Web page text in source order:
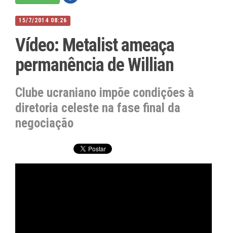
15/7/2014 08:26
Vídeo: Metalist ameaça
permanência de Willian
Clube ucraniano impõe condições à
diretoria celeste na fase final da
negociação